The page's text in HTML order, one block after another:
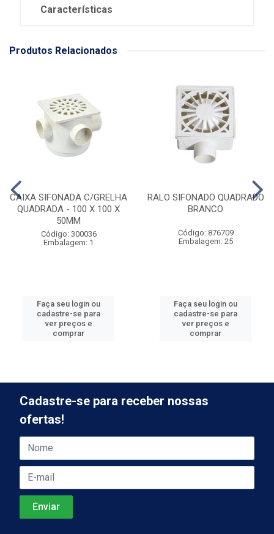
Características
Produtos Relacionados
CAIXA SIFONADA C/GRELHA
QUADRADA - 100 X 100 X
50MM
Código: 300036
Embalagem: 1
Faça seu login ou
cadastre-se para
ver preços e
comprar
RALO SIFONADO QUADRADO
BRANCO
Código: 876709
Embalagem: 25
Faça seu login ou
cadastre-se para
ver preços e
comprar
Cadastre-se para receber nossas
ofertas!